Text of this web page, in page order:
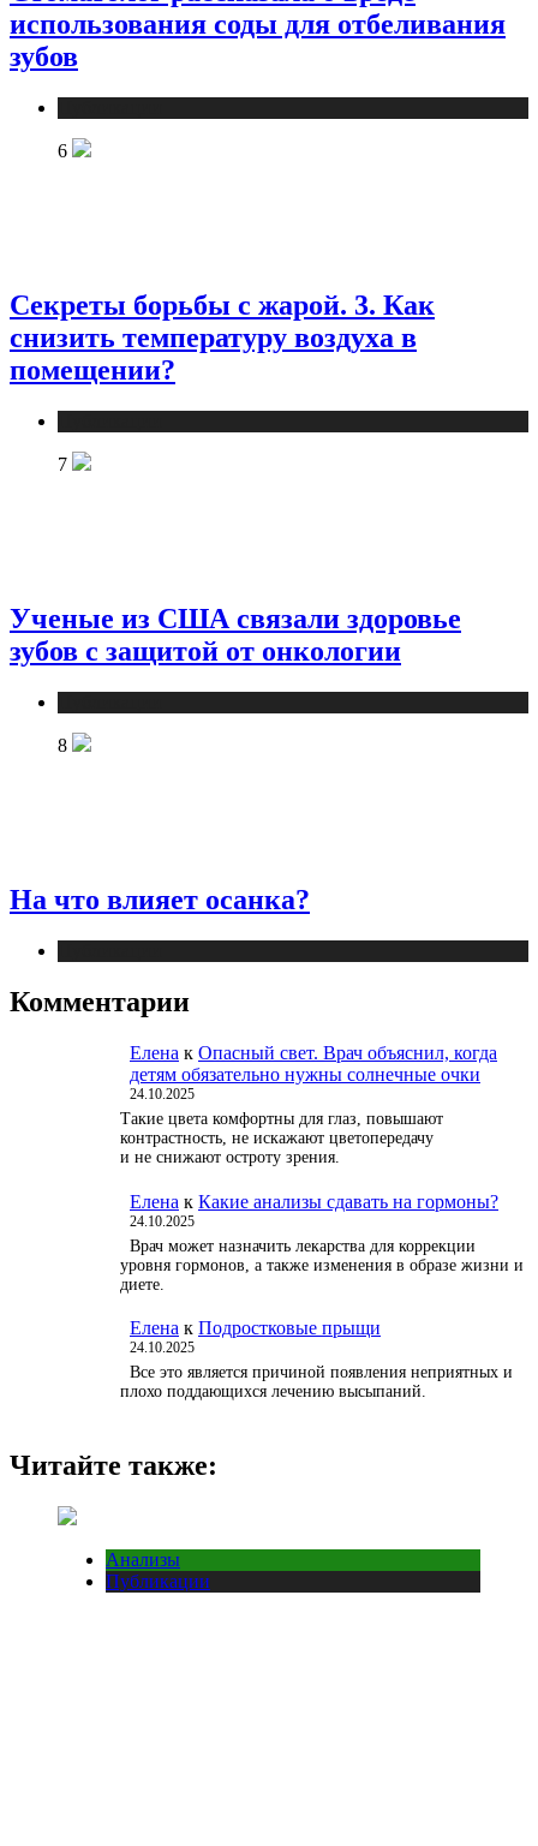
использования соды для отбеливания
зубов
6
Секреты борьбы с жарой. 3. Как
снизить температуру воздуха в
помещении?
7
Ученые из США связали здоровье
зубов с защитой от онкологии
8
На что влияет осанка?
Комментарии
Елена к Опасный свет. Врач объяснил, когда
детям обязательно нужны солнечные очки
24.10.2025
Такие цвета комфортны для глаз, повышают
контрастность, не искажают цветопередачу
и не снижают остроту зрения.
Елена к Какие анализы сдавать на гормоны?
24.10.2025
Врач может назначить лекарства для коррекции
уровня гормонов, а также изменения в образе жизни и
диете.
Елена к Подростковые прыщи
24.10.2025
Все это является причиной появления неприятных и
плохо поддающихся лечению высыпаний.
Читайте также:
Анализы
Публикации